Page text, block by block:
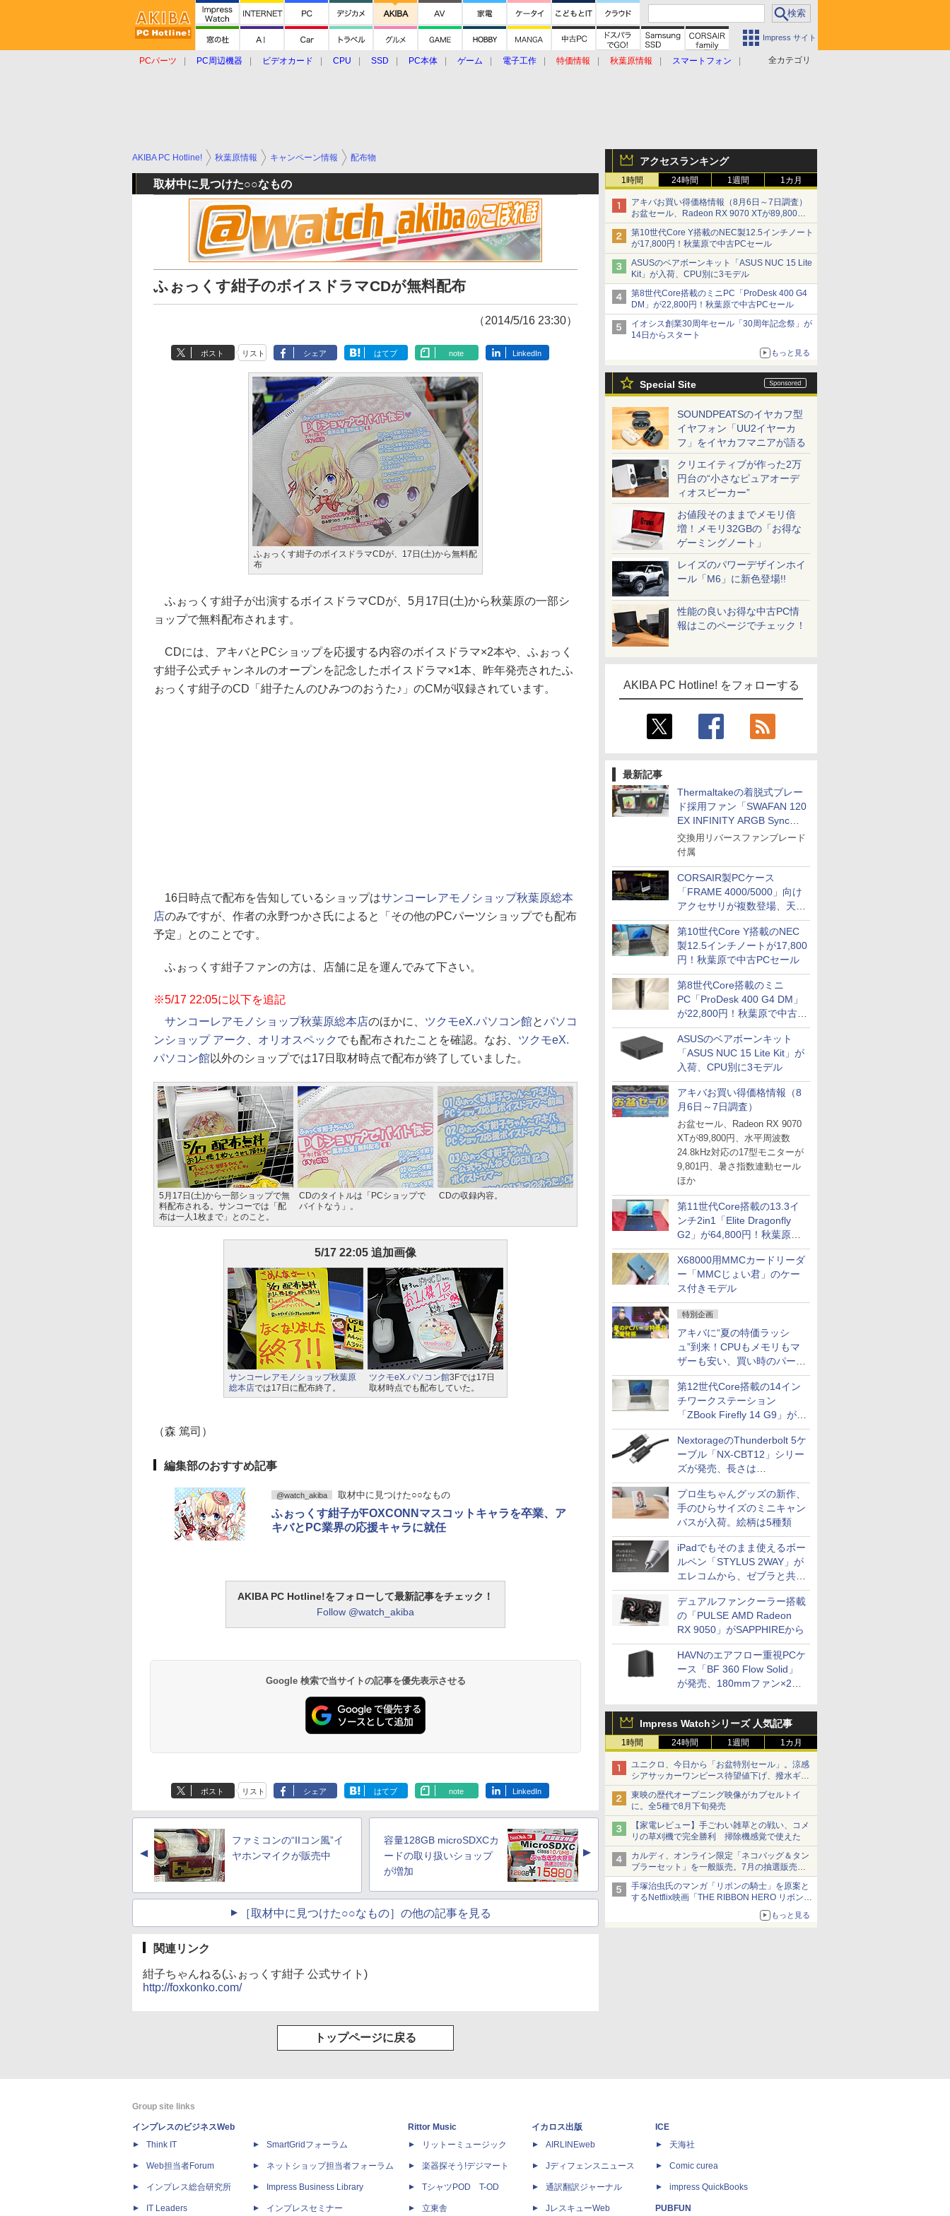
Impress サイト
全カテゴリ
PCパーツ PC周辺機器 ビデオカード CPU SSD PC本体 ゲーム 電子工作 特価情報 秋葉原情報
スマートフォン
アクセスランキング
1時間 24時間 1週間 1カ月
アキバお買い得価格情報（8月6日～7日調査）
お盆セール、Radeon RX 9070 XTが89,800
円、水平周波数24.8kHz対応の17型モニターが
9,801円、暑さ指数連動セール ほか
第10世代Core Y搭載のNEC製12.5インチノート
が17,800円！秋葉原で中古PCセール
ASUSのベアボーンキット「ASUS NUC 15 Lite
Kit」が入荷、CPU別に3モデル
第8世代Core搭載のミニPC「ProDesk 400 G4
DM」が22,800円！秋葉原で中古PCセール
イオシス創業30周年セール「30周年記念祭」が
14日からスタート
もっと見る
Special Site
SOUNDPEATSのイヤカフ型
イヤフォン「UU2イヤーカ
フ」をイヤカフマニアが語る
クリエイティブが作った2万
円台の“小さなピュアオーデ
ィオスピーカー”
お値段そのままでメモリ倍
増！メモリ32GBの「お得な
ゲーミングノート」
レイズのパワーデザインホイ
ール「M6」に新色登場!!
性能の良いお得な中古PC情
報はこのページでチェック！
AKIBA PC Hotline! をフォローする
最新記事
Thermaltakeの着脱式ブレー
ド採用ファン「SWAFAN 120
EX INFINITY ARGB Sync」
に単品パッケージ
交換用リバースファンブレード
付属
CORSAIR製PCケース
「FRAME 4000/5000」向け
アクセサリが複数登場、天然
木製パネルや背面コネクタ対
応トレイなど
第10世代Core Y搭載のNEC
製12.5インチノートが17,800
円！秋葉原で中古PCセール
第8世代Core搭載のミニ
PC「ProDesk 400 G4 DM」
が22,800円！秋葉原で中古
PCセール
ASUSのベアボーンキット
「ASUS NUC 15 Lite Kit」が
入荷、CPU別に3モデル
アキバお買い得価格情報（8
月6日～7日調査）
お盆セール、Radeon RX 9070
XTが89,800円、水平周波数
24.8kHz対応の17型モニターが
9,801円、暑さ指数連動セール
ほか
第11世代Core搭載の13.3イ
ンチ2in1「Elite Dragonfly
G2」が64,800円！秋葉原で
中古PCセール
X68000用MMCカードリーダ
ー「MMCじょい君」のケー
ス付きモデル
特別企画
アキバに“夏の特価ラッシ
ュ”到来！CPUもメモリもマ
ザーも安い、買い時のパーツ
は？【8月7日(金)22時配信】
第12世代Core搭載の14イン
チワークステーション
「ZBook Firefly 14 G9」が
79,800円！秋葉原で中古PC
セール
NextorageのThunderbolt 5ケ
ーブル「NX-CBT12」シリー
ズが発売、長さは
30cm/50cm/1mの3種類
プロ生ちゃんグッズの新作、
手のひらサイズのミニキャン
バスが入荷。絵柄は5種類
iPadでもそのまま使えるボー
ルペン「STYLUS 2WAY」が
エレコムから、ゼブラと共同
開発
デュアルファンクーラー搭載
の「PULSE AMD Radeon
RX 9050」がSAPPHIREから
HAVNのエアフロー重視PCケ
ース「BF 360 Flow Solid」
が発売、180mmファン×2搭
Impress Watchシリーズ 人気記事
1時間 24時間 1週間 1カ月
ユニクロ、今日から「お盆特別セール」。涼感
シアサッカーワンピース待望値下げ、撥水ギア
ショーツは1990円に
東映の歴代オープニング映像がカプセルトイ
に。全5種で8月下旬発売
【家電レビュー】手ごわい雑草との戦い、コメ
リの草刈機で完全勝利 掃除機感覚で使えた
カルディ、オンライン限定「ネコバッグ＆タン
ブラーセット」を一般販売。7月の抽選販売の
当選無効分
手塚治虫氏のマンガ「リボンの騎士」を原案と
するNetflix映画「THE RIBBON HERO リボンヒ
もっと見る
AKIBA PC Hotline! 秋葉原情報 キャンペーン情報 配布物
取材中に見つけた○○なもの
ふぉっくす紺子のボイスドラマCDが無料配布
（2014/5/16 23:30）
ポスト リスト シェア はてブ note LinkedIn
ふぉっくす紺子のボイスドラマCDが、17日(土)から無料配
布
ふぉっくす紺子が出演するボイスドラマCDが、5月17日(土)から秋葉原の一部シ
ョップで無料配布されます。
CDには、アキバとPCショップを応援する内容のボイスドラマ×2本や、ふぉっく
す紺子公式チャンネルのオープンを記念したボイスドラマ×1本、昨年発売されたふ
ぉっくす紺子のCD「紺子たんのひみつのおうた♪」のCMが収録されています。
16日時点で配布を告知しているショップはサンコーレアモノショップ秋葉原総本
店のみですが、作者の永野つかさ氏によると「その他のPCパーツショップでも配布
予定」とのことです。
ふぉっくす紺子ファンの方は、店舗に足を運んでみて下さい。
※5/17 22:05に以下を追記
サンコーレアモノショップ秋葉原総本店のほかに、 ツクモeX.パソコン館とパソコ
ンショップ アーク
オリオスペック でも配布されたことを確認。なお、 ツクモeX.
パソコン館以外のショップでは17日取材時点で配布が終了していました。
5月17日(土)から一部ショップで無
料配布される。サンコーでは「配
布は一人1枚まで」とのこと。
CDのタイトルは「PCショップで
バイトなう」。
CDの収録内容。
5/17 22:05 追加画像
サンコーレアモノショップ秋葉原
総本店では17日に配布終了。
ツクモeX.パソコン館3Fでは17日
取材時点でも配布していた。
（森 篤司）
編集部のおすすめ記事
@watch_akiba 取材中に見つけた○○なもの
ふぉっくす紺子がFOXCONNマスコットキャラを卒業、ア
キバとPC業界の応援キャラに就任
AKIBA PC Hotline!をフォローして最新記事をチェック！
Follow @watch_akiba
Google 検索で当サイトの記事を優先表示させる
ポスト リスト シェア はてブ note LinkedIn
▲
ファミコンの“IIコン風”イ
ヤホンマイクが販売中
容量128GB microSDXCカ
ードの取り扱いショップ
が増加
▲
［取材中に見つけた○○なもの］の他の記事を見る
関連リンク
紺子ちゃんねる(ふぉっくす紺子 公式サイト)
http://foxkonko.com/
トップページに戻る
Group site links
インプレスのビジネスWeb
Think IT
Web担当者Forum
インプレス総合研究所
IT Leaders
SmartGridフォーラム
ネットショップ担当者フォーラム
Impress Business Library
インプレスセミナー
Rittor Music
リットーミュージック
楽器探そう!デジマート
TシャツPOD T-OD
立東舎
イカロス出版
AIRLINEweb
Jディフェンスニュース
通訳翻訳ジャーナル
JレスキューWeb
ICE
天海社
Comic curea
impress QuickBooks
PUBFUN